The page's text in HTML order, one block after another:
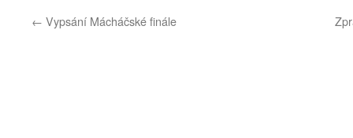
← Vypsání Mácháčské finále